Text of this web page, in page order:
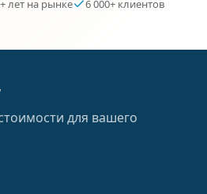
лет на рынке 6 000+ клиентов
для вашего